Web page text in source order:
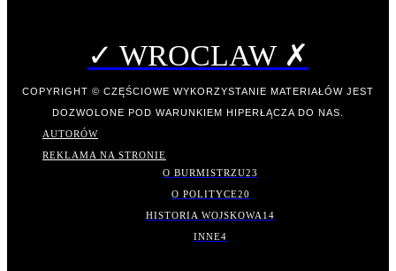
✓ WROCLAW ✗
COPYRIGHT © CZĘŚCIOWE WYKORZYSTANIE MATERIAŁÓW JEST
DOZWOLONE POD WARUNKIEM HIPERŁĄCZA DO NAS.
AUTORÓW
REKLAMA NA STRONIE
O BURMISTRZU23
O POLITYCE20
HISTORIA WOJSKOWA 14
INNE4